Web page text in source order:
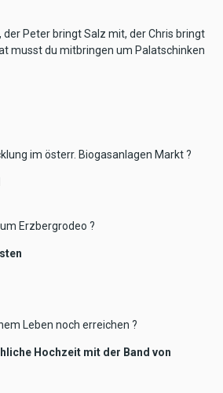
der Peter bringt Salz mit, der Chris bringt
musst du mitbringen um Palatschinken
im österr. Biogasanlagen Markt ?
Erzbergrodeo ?
Leben noch erreichen ?
Hochzeit mit der Band von